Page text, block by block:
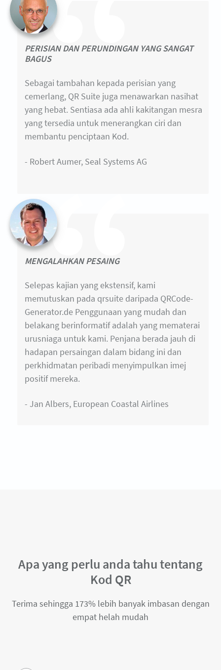
PERISIAN DAN PERUNDINGAN YANG SANGAT
BAGUS
Sebagai tambahan kepada perisian yang
cemerlang, QR Suite juga menawarkan nasihat
yang hebat. Sentiasa ada ahli kakitangan mesra
yang tersedia untuk menerangkan ciri dan
membantu penciptaan Kod.
- Robert Aumer, Seal Systems AG
MENGALAHKAN PESAING
Selepas kajian yang ekstensif, kami
memutuskan pada qrsuite daripada QRCode-
Generator.de Penggunaan yang mudah dan
belakang berinformatif adalah yang mematerai
urusniaga untuk kami. Penjana berada jauh di
hadapan persaingan dalam bidang ini dan
perkhidmatan peribadi menyimpulkan imej
positif mereka.
- Jan Albers, European Coastal Airlines
Apa yang perlu anda tahu tentang
Kod QR
Terima sehingga 173% lebih banyak imbasan dengan
empat helah mudah